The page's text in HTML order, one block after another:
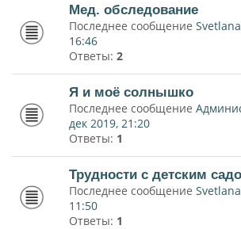
Мед. обследование
Последнее сообщение Svetlana
16:46
Ответы: 2
Я и моё солнышко
Последнее сообщение
дек 2019, 21:20
Ответы: 1
Трудности с детским
Последнее сообщение Svetlana
11:50
Ответы: 1